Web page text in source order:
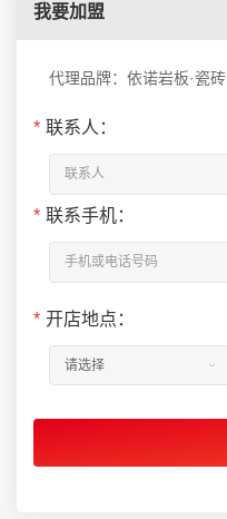
我要加盟
代理品牌：依诺岩板·瓷砖
* 联系人：
* 联系手机：
* 开店地点：